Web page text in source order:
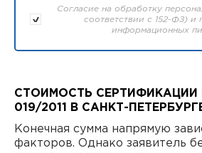
Согласие на обработку
соответствии с 152-ФЗ) и
информационных
СТОИМОСТЬ СЕРТИФИКАЦИИ
019/2011 В САНКТ-
Конечная сумма напрямую
факторов. Однако заявитель